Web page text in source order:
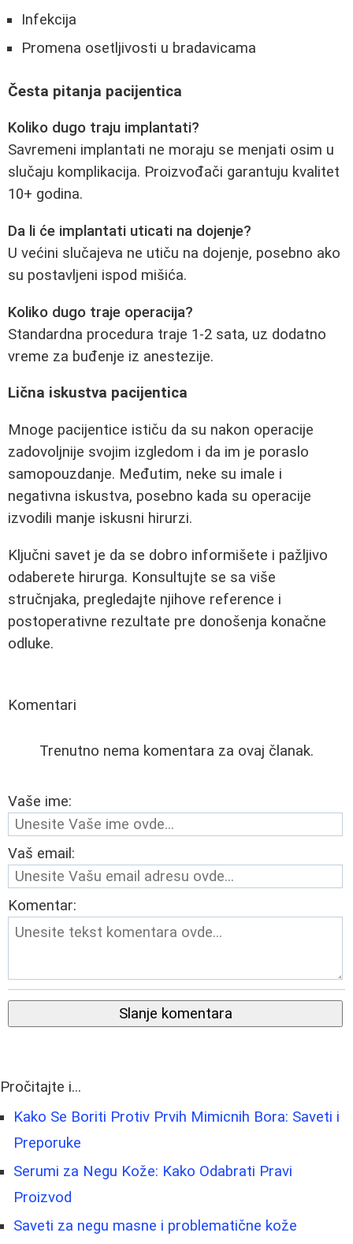
Infekcija
Promena osetljivosti u bradavicama
Česta pitanja pacijentica
Koliko dugo traju implantati?
Savremeni implantati ne moraju se menjati osim u
slučaju komplikacija. Proizvođači garantuju kvalitet
10+ godina.
Da li će implantati uticati na dojenje?
U većini slučajeva ne utiču na dojenje, posebno ako
su postavljeni ispod mišića.
Koliko dugo traje operacija?
Standardna procedura traje 1-2 sata, uz dodatno
vreme za buđenje iz anestezije.
Lična iskustva pacijentica
Mnoge pacijentice ističu da su nakon operacije
zadovoljnije svojim izgledom i da im je poraslo
samopouzdanje. Međutim, neke su imale i
negativna iskustva, posebno kada su operacije
izvodili manje iskusni hirurzi.
Ključni savet je da se dobro informišete i pažljivo
odaberete hirurga. Konsultujte se sa više
stručnjaka, pregledajte njihove reference i
postoperativne rezultate pre donošenja konačne
odluke.
Komentari
Trenutno nema komentara za ovaj članak.
Vaše ime:
Vaš email:
Komentar:
Slanje komentara
Pročitajte i...
Kako Se Boriti Protiv Prvih Mimicnih Bora: Saveti i
Preporuke
Serumi za Negu Kože: Kako Odabrati Pravi
Proizvod
Saveti za negu masne i problematične kože